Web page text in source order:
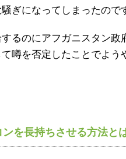
ぎになってしまったので
るのにアフガニスタン政
噂を否定したことでよう
ンを長持ちさせる方法と